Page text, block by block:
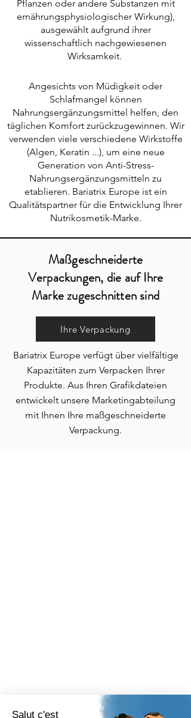
Pflanzen oder andere Substanzen mit
ernährungsphysiologischer Wirkung),
ausgewählt aufgrund ihrer
wissenschaftlich nachgewiesenen
Wirksamkeit.
Angesichts von Müdigkeit oder
Schlafmangel können
Nahrungsergänzungsmittel helfen, den
täglichen Komfort zurückzugewinnen. Wir
verwenden viele verschiedene Wirkstoffe
(Algen, Keratin ...), um eine neue
Generation von Anti-Stress-
Nahrungsergänzungsmitteln zu
etablieren. Bariatrix Europe ist ein
Qualitätspartner für die Entwicklung Ihrer
Nutrikosmetik-Marke.
Maßgeschneiderte
Verpackungen, die auf Ihre
Marke zugeschnitten sind
Ihre Verpackung
Bariatrix Europe verfügt über vielfältige
Kapazitäten zum Verpacken Ihrer
Produkte. Aus Ihren Grafikdateien
entwickelt unsere Marketingabteilung
mit Ihnen Ihre maßgeschneiderte
Verpackung.
240 Rue Claude Chappe